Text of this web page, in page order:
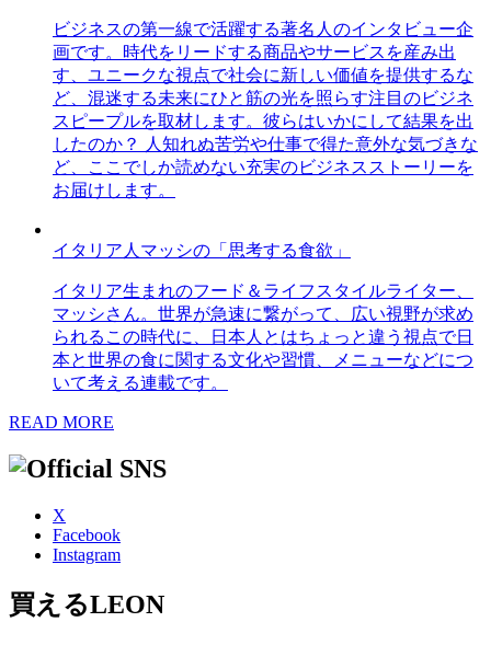
ビジネスの第一線で活躍する著名人のインタビュー企
画です。時代をリードする商品やサービスを産み出
す、ユニークな視点で社会に新しい価値を提供するな
ど、混迷する未来にひと筋の光を照らす注目のビジネ
スピープルを取材します。彼らはいかにして結果を出
したのか？ 人知れぬ苦労や仕事で得た意外な気づきな
ど、ここでしか読めない充実のビジネスストーリーを
お届けします。
イタリア人マッシの「思考する食欲」
イタリア生まれのフード＆ライフスタイルライター、
マッシさん。世界が急速に繋がって、広い視野が求め
られるこの時代に、日本人とはちょっと違う視点で日
本と世界の食に関する文化や習慣、メニューなどにつ
いて考える連載です。
READ MORE
X
Facebook
Instagram
買えるLEON